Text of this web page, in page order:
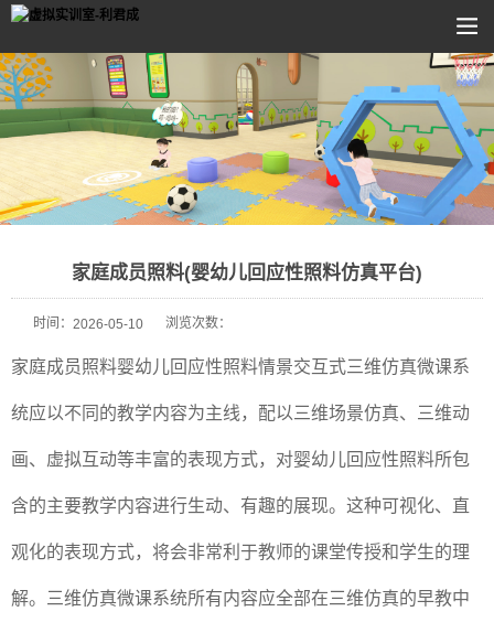
家庭成员照料(婴幼儿回应性照料仿真平台)
时间： 2026-05-10 浏览次数：
家庭成员照料婴幼儿回应性照料情景交互式三维仿真微课系
统应以不同的教学内容为主线，配以三维场景仿真、三维动
画、虚拟互动等丰富的表现方式，对婴幼儿回应性照料所包
含的主要教学内容进行生动、有趣的展现。这种可视化、直
观化的表现方式，将会非常利于教师的课堂传授和学生的理
解。三维仿真微课系统所有内容应全部在三维仿真的早教中